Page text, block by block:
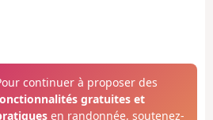
continuer à proposer des
gratuites et
en randonnée, soutenez-